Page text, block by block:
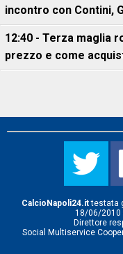
incontro con Contini,
12:40 - Terza maglia
prezzo e come
CalcioNapoli24.ittestata
18/06/2010
Direttore
Social Multiservice